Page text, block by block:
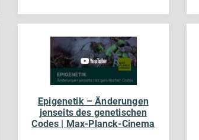
Epigenetik – Änderungen
jenseits des genetischen
Codes | Max-Planck-Cinema